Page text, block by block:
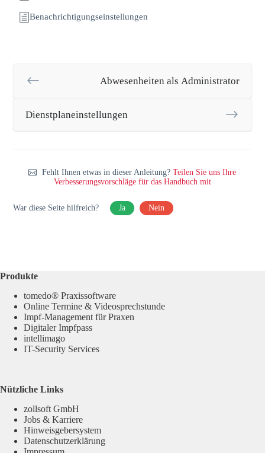
Benachrichtigungseinstellungen
Abwesenheiten als Administrator
Dienstplaneinstellungen
Fehlt Ihnen etwas in dieser Anleitung?Teilen Sie uns Ihre
Verbesserungsvorschläge für das Handbuch mit
War diese Seite hilfreich? Ja Nein
Produkte
tomedo® Praxissoftware
Online Termine & Videosprechstunde
Impf-Management für Praxen
Digitaler Impfpass
intellimago
IT-Security Services
Nützliche Links
zollsoft GmbH
Jobs & Karriere
Hinweisgebersystem
Datenschutzerklärung